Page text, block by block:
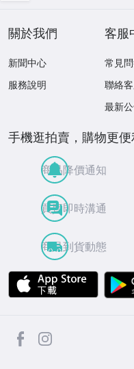
關於我們
新聞中心
服務說明
客服
常見
聯絡
最新
手機逛拍賣，購物更便
商品降價通知
買賣即時溝通
商品到貨動態
APP
facebook